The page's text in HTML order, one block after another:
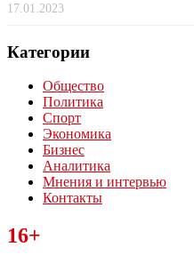
17.01.2023
Категории
Общество
Политика
Спорт
Экономика
Бизнес
Аналитика
Мнения и интервью
Контакты
Читайте последние новости
“ЗаНовомосковск”
16+